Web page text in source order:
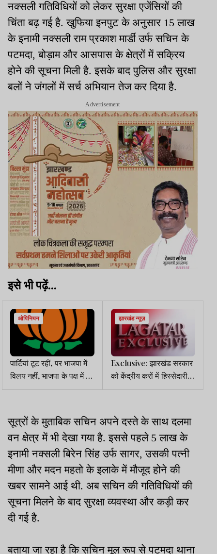
नक्सली गतिविधियों को लेकर सुरक्षा एजेंसियों की
चिंता बढ़ गई है. खुफिया इनपुट के अनुसार 15 लाख
के इनामी नक्सली राम प्रकाश मार्डी उर्फ सचिन के
पटमदा, बोड़ाम और आसपास के क्षेत्रों में सक्रिय
होने की सूचना मिली है. इसके बाद पुलिस और सुरक्षा
बलों ने जंगलों में सर्च अभियान तेज कर दिया है.
Advertisement
इसे भी पढ़ें...
ओपिनियन
पार्टियां टूट रहीं, पर भाजपा में
विलय नहीं, भाजपा के पक्ष में बन
रहा थर्ड फ्रंट
झारखंड न्यूज़
Exclusive: झारखंड सरकार
को केंद्रीय करों में हिस्सेदारी
पहले के मुकाबले ज्यादा मिली,
सूत्रों के मुताबिक सचिन अपने दस्ते के साथ दलमा
वन क्षेत्र में भी देखा गया है. इससे पहले 5 लाख के
इनामी नक्सली बिरेन सिंह उर्फ सागर, उसकी पत्नी
मीणा और मदन महतो के इलाके में मौजूद होने की
खबर सामने आई थी. अब सचिन की गतिविधियों की
सूचना मिलने के बाद सुरक्षा व्यवस्था और कड़ी कर
दी गई है.
बताया जा रहा है कि सचिन मूल रूप से पटमदा थाना